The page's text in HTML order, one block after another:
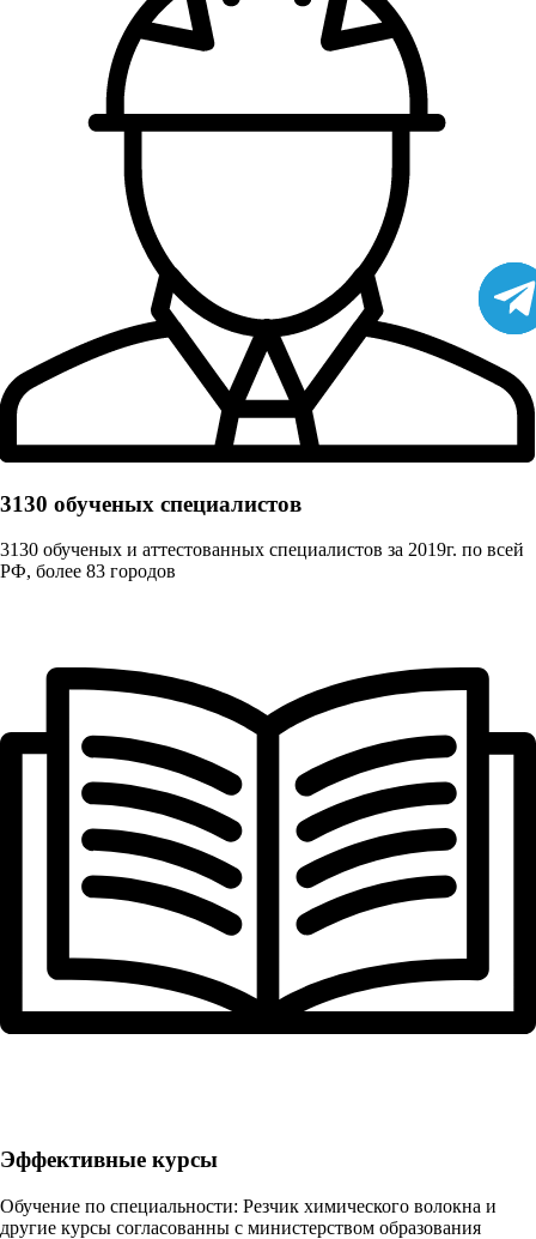
3130 обученых cпециалистов
3130 обученых и аттестованных специалистов за 2019г. по всей
РФ, более 83 городов
Эффективные курсы
Обучение по специальности: Резчик химического волокна и
другие курсы согласованны с министерством образования